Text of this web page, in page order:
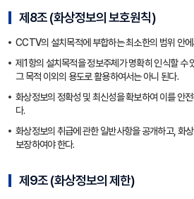
제8조 (화상정보의 보호원칙)
CCTV의 설치목적에 부합하는 최소한의 범위 안
제1항의 설치목적을 정보주체가 명확히 인식할 수
그 목적 이외의 용도로 활용하여서는 아니 된다.
화상정보의 정확성 및 최신성을 확보하여 이를 안
다.
화상정보의 취급에 관한 일반사항을 공개하고, 화
보장하여야 한다.
제9조 (화상정보의 제한)